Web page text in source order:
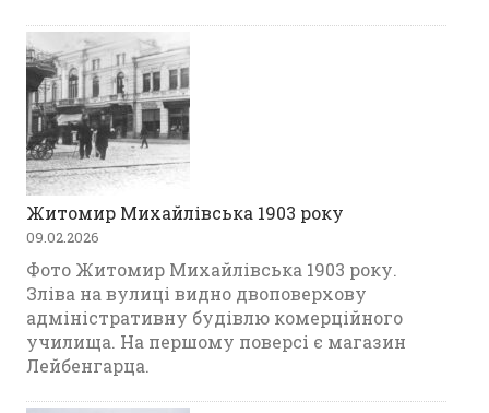
Житомир Михайлівська 1903 року
09.02.2026
Фото Житомир Михайлівська 1903 року.
Зліва на вулиці видно двоповерхову
адміністративну будівлю комерційного
училища. На першому поверсі є магазин
Лейбенгарца.